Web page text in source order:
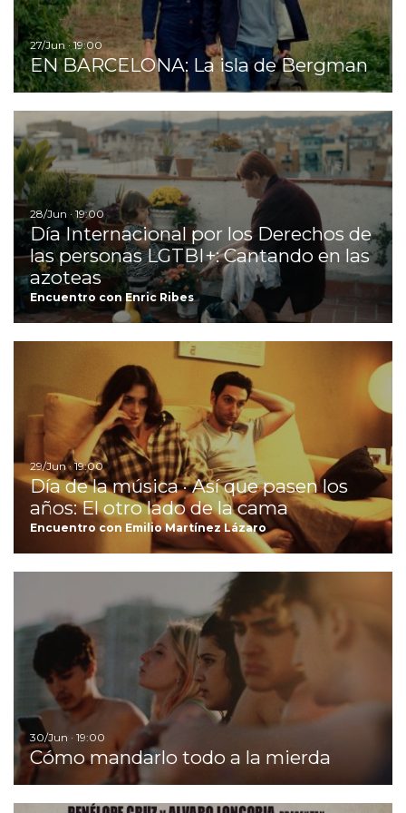
27/Jun · 19:00
EN BARCELONA: La isla de Bergman
28/Jun · 19:00
Día Internacional por los Derechos de
las personas LGTBI+: Cantando en las
azoteas
Encuentro con Enric Ribes
29/Jun · 19:00
Día de la música · Así que pasen los
años: El otro lado de la cama
Encuentro con Emilio Martínez Lázaro
30/Jun · 19:00
Cómo mandarlo todo a la mierda